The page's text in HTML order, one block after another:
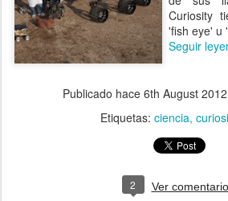
Curiosity
'fish eye' u
Seguir
Publicado hace 6th August 2012
Etiquetas: ciencia
2 Ver